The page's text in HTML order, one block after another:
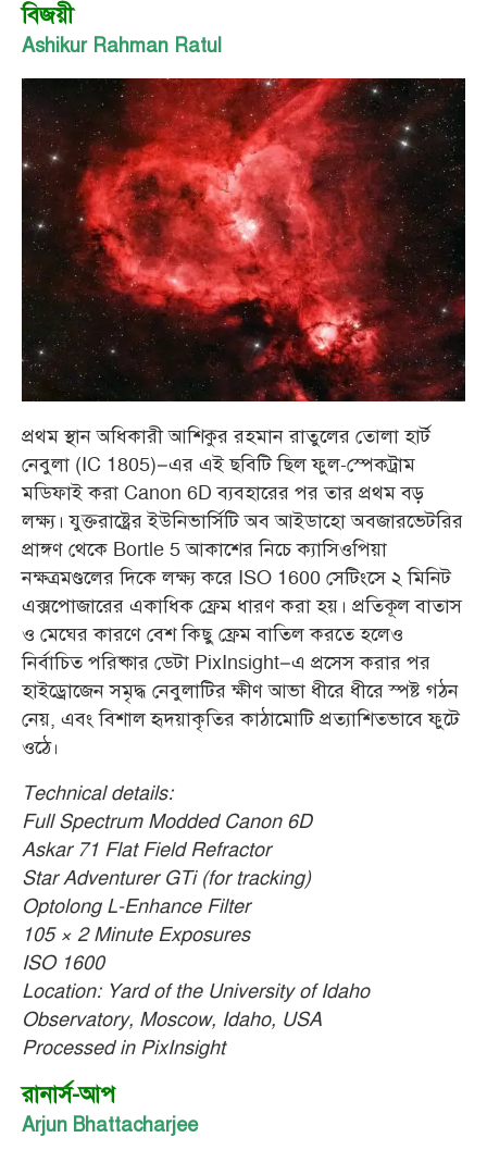
বিজয়ী
Ashikur Rahman Ratul
প্রথম স্থান অধিকারী আশিকুর রহমান রাতুলের তোলা হার্ট
নেবুলা (IC 1805)–এর এই ছবিটি ছিল ফুল-স্পেকট্রাম
মডিফাই করা Canon 6D ব্যবহারের পর তার প্রথম বড়
লক্ষ্য। যুক্তরাষ্ট্রের ইউনিভার্সিটি অব আইডাহো অবজারভেটরির
প্রাঙ্গণ থেকে Bortle 5 আকাশের নিচে ক্যাসিওপিয়া
নক্ষত্রমণ্ডলের দিকে লক্ষ্য করে ISO 1600 সেটিংসে ২ মিনিট
এক্সপোজারের একাধিক ফ্রেম ধারণ করা হয়। প্রতিকূল বাতাস
ও মেঘের কারণে বেশ কিছু ফ্রেম বাতিল করতে হলেও
নির্বাচিত পরিষ্কার ডেটা PixInsight–এ প্রসেস করার পর
হাইড্রোজেন সমৃদ্ধ নেবুলাটির ক্ষীণ আভা ধীরে ধীরে স্পষ্ট গঠন
নেয়, এবং বিশাল হৃদয়াকৃতির কাঠামোটি প্রত্যাশিতভাবে ফুটে
ওঠে।
Technical details:
Full Spectrum Modded Canon 6D
Askar 71 Flat Field Refractor
Star Adventurer GTi (for tracking)
Optolong L-Enhance Filter
105 × 2 Minute Exposures
ISO 1600
Location: Yard of the University of Idaho
Observatory, Moscow, Idaho, USA
Processed in PixInsight
রানার্স-আপ
Arjun Bhattacharjee